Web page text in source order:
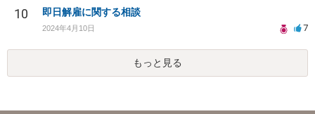
10 即日解雇に関する相談
2024年4月10日 7
もっと見る